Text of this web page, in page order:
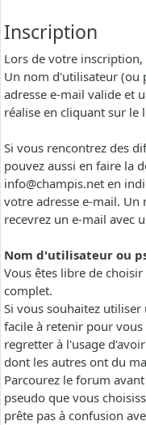
Inscription
Lors de votre
Un nom d'utilisateur (ou
adresse e-mail valide et
réalise en cliquant sur le
Si vous rencontrez des
pouvez aussi en faire la
info@champis.net en
votre adresse e-mail. Un
recevrez un e-mail avec
Nom d'utilisateur ou
Vous êtes libre de
complet.
Si vous souhaitez
facile à retenir pour
regretter à l'usage
dont les autres ont du
Parcourez le forum
pseudo que vous
prête pas à confusion